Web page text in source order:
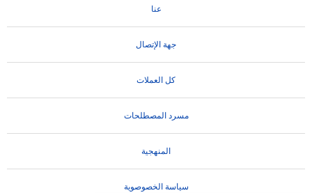
عنا
جهة الإتصال
كل العملات
مسرد المصطلحات
المنهجية
سياسة الخصوصوية